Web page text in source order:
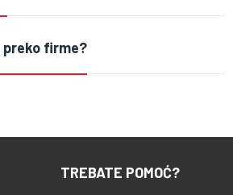
preko firme?
TREBATE POMOĆ?